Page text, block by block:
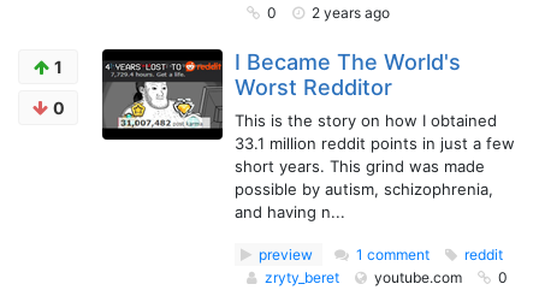
0
2 years ago
1
0
I Became The World's
Worst Redditor
This is the story on how I obtained
33.1 million reddit points in just a few
short years. This grind was made
possible by autism, schizophrenia,
and having n...
preview 1 comment
reddit
zryty_beret
youtube.com
0